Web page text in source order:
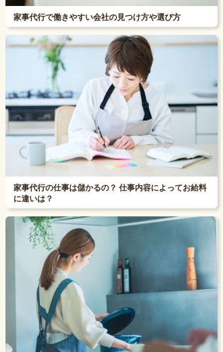
家事代行で働きやすい会社の見つけ方や選び方
家事代行の仕事は儲かるの？ 仕事内容によってお給料
に違いは？